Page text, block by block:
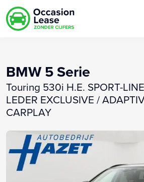
BMW 5 Serie
Touring 530i H.E. SPORT-
LEDER EXCLUSIVE /
CARPLAY